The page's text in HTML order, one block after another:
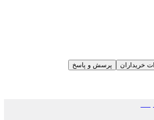
خریداران پرسش و پاسخ